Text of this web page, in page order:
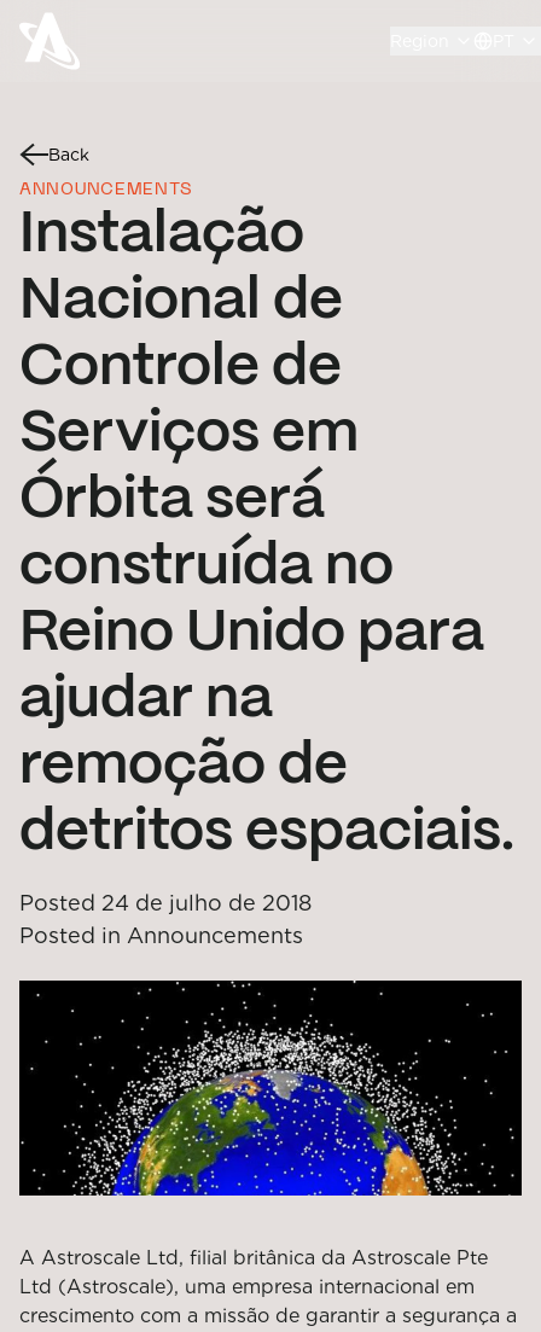
Back
ANNOUNCEMENTS
Instalação
Nacional de
Controle de
Serviços em
Órbita será
construída no
Reino Unido para
ajudar na
remoção de
detritos espaciais.
Posted 24 de julho de 2018
Posted in Announcements
A Astroscale Ltd, filial britânica da Astroscale Pte
Ltd (Astroscale), uma empresa internacional em
crescimento com a missão de garantir a segurança a